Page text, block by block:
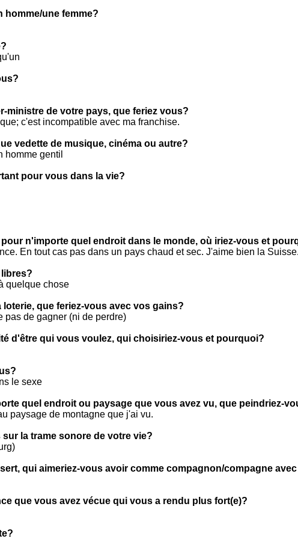
homme/une femme?
ministre de votre pays, que feriez vous?
c'est incompatible avec ma franchise.
vedette de musique, cinéma ou autre?
homme gentil
pour vous dans la vie?
n'importe quel endroit dans le monde, où iriez-vous et
En tout cas pas dans un pays chaud et sec. J'aime bien la Suisse.
quelque chose
que feriez-vous avec vos gains?
pas de gagner (ni de perdre)
d'être qui vous voulez, qui choisiriez-vous et pourquoi?
le sexe
quel endroit ou paysage que vous avez vu, que peindriez-
paysage de montagne que j'ai vu.
la trame sonore de votre vie?
qui aimeriez-vous avoir comme compagnon/compagne
que vous avez vécue qui vous a rendu plus fort(e)?